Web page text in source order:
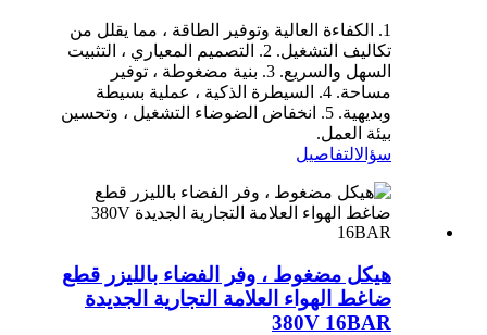
1. الكفاءة العالية وتوفير الطاقة ، مما يقلل من
تكاليف التشغيل. 2. التصميم المعياري ، التثبيت
السهل والسريع. 3. بنية مضغوطة ، توفير
مساحة. 4. السيطرة الذكية ، عملية بسيطة
وبديهية. 5. انخفاض الضوضاء التشغيل ، وتحسين
بيئة العمل.
سؤالالتفاصيل
هيكل مضغوط ، وفر الفضاء بالليزر قطع
ضاغط الهواء العلامة التجارية الجديدة
380V 16BAR